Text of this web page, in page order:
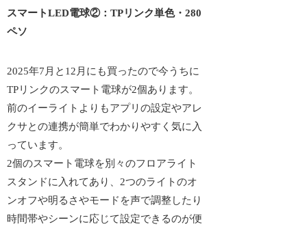
スマートLED電球②：TPリンク単色・280
ペソ
2025年7月と12月にも買ったので今うちに
TPリンクのスマート電球が2個あります。
前のイーライトよりもアプリの設定やアレ
クサとの連携が簡単でわかりやすく気に入
っています。
2個のスマート電球を別々のフロアライト
スタンドに入れてあり、2つのライトのオ
ンオフや明るさやモードを声で調整したり
時間帯やシーンに応じて設定できるのが便